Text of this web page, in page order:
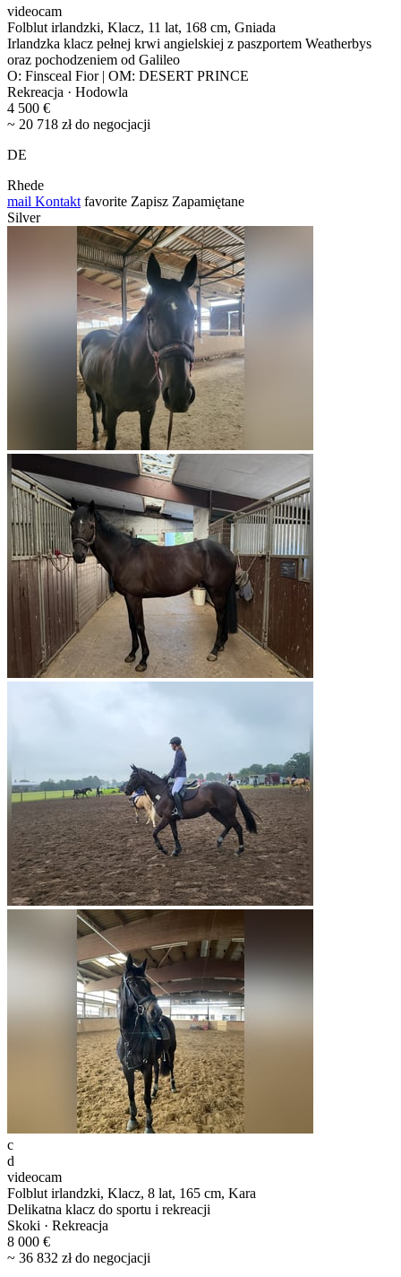
videocam
Folblut irlandzki, Klacz, 11 lat, 168 cm, Gniada
Irlandzka klacz pełnej krwi angielskiej z paszportem Weatherbys
oraz pochodzeniem od Galileo
O: Finsceal Fior | OM: DESERT PRINCE
Rekreacja · Hodowla
4 500 €
~ 20 718 zł do negocjacji
DE
Rhede
mail Kontakt favorite Zapisz Zapamiętane
Silver
c
d
videocam
Folblut irlandzki, Klacz, 8 lat, 165 cm, Kara
Delikatna klacz do sportu i rekreacji
Skoki · Rekreacja
8 000 €
~ 36 832 zł do negocjacji